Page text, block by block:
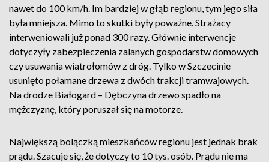
nawet do 100 km/h. Im bardziej w głąb regionu, tym jego siła
była mniejsza. Mimo to skutki były poważne. Strażacy
interweniowali już ponad 300 razy. Głównie interwencje
dotyczyły zabezpieczenia zalanych gospodarstw domowych
czy usuwania wiatrołomów z dróg. Tylko w Szczecinie
usunięto połamane drzewa z dwóch trakcji tramwajowych.
Na drodze Białogard – Dębczyna drzewo spadło na
mężczyznę, który poruszał się na motorze.
Największą bolączką mieszkańców regionu jest jednak brak
prądu. Szacuje się, że dotyczy to 10 tys. osób. Prądu nie ma